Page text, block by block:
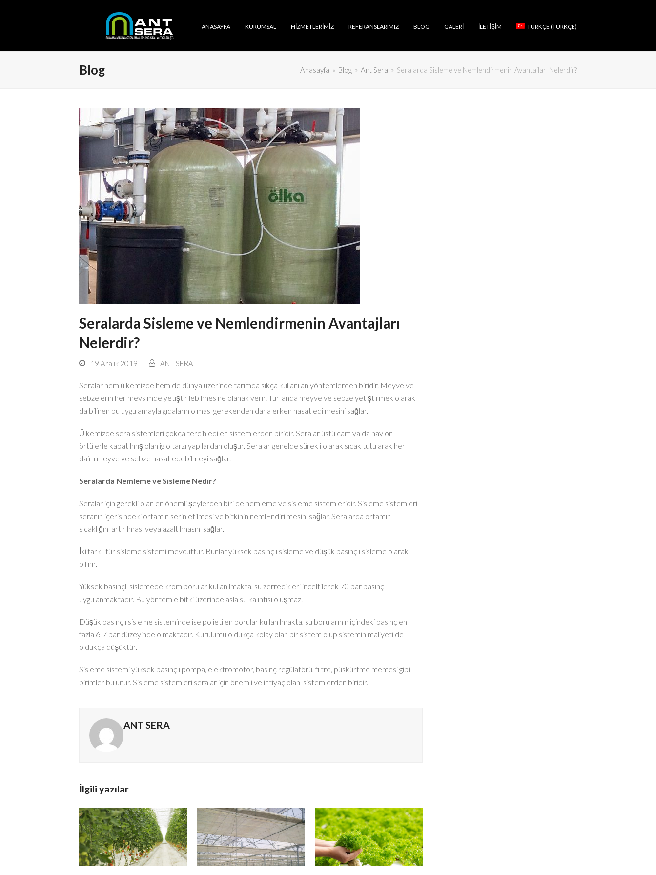
ANASAYFA KURUMSAL HIZMETLERIMIZ REFERANSLARIMIZ BLOG GALERI İLETIŞIM TÜRKÇE (TÜRKÇE)
Blog Anasayfa » Blog » Ant Sera » Seralarda Sisleme ve Nemlendirmenin Avantajları Nelerdir?
Seralarda Sisleme ve Nemlendirmenin Avantajları
Nelerdir?
19 Aralık 2019 ANT SERA
Seralar hem ülkemizde hem de dünya üzerinde tarımda sıkça kullanılan yöntemlerden biridir. Meyve ve
sebzelerin her mevsimde yetiştirilebilmesine olanak verir. Turfanda meyve ve sebze yetiştirmek olarak
da bilinen bu uygulamayla gıdaların olması gerekenden daha erken hasat edilmesini sağlar.
Ülkemizde sera sistemleri çokça tercih edilen sistemlerden biridir. Seralar üstü cam ya da naylon
örtülerle kapatılmış olan iglo tarzı yapılardan oluşur. Seralar genelde sürekli olarak sıcak tutularak her
daim meyve ve sebze hasat edebilmeyi sağlar.
Seralarda Nemleme ve Sisleme Nedir?
Seralar için gerekli olan en önemli şeylerden biri de nemleme ve sisleme sistemleridir. Sisleme sistemleri
seranın içerisindeki ortamın serinletilmesi ve bitkinin nemlEndirilmesini sağlar. Seralarda ortamın
sıcaklığını artırılması veya azaltılmasını sağlar.
İki farklı tür sisleme sistemi mevcuttur. Bunlar yüksek basınçlı sisleme ve düşük basınçlı sisleme olarak
bilinir.
Yüksek basınçlı sislemede krom borular kullanılmakta, su zerrecikleri inceltilerek 70 bar basınç
uygulanmaktadır. Bu yöntemle bitki üzerinde asla su kalıntısı oluşmaz.
Düşük basınçlı sisleme sisteminde ise polietilen borular kullanılmakta, su borularının içindeki basınç en
fazla 6-7 bar düzeyinde olmaktadır. Kurulumu oldukça kolay olan bir sistem olup sistemin maliyeti de
oldukça düşüktür.
Sisleme sistemi yüksek basınçlı pompa, elektromotor, basınç regülatörü, filtre, püskürtme memesi gibi
birimler bulunur. Sisleme sistemleri seralar için önemli ve ihtiyaç olan sistemlerden biridir.
ANT SERA
İlgili yazılar